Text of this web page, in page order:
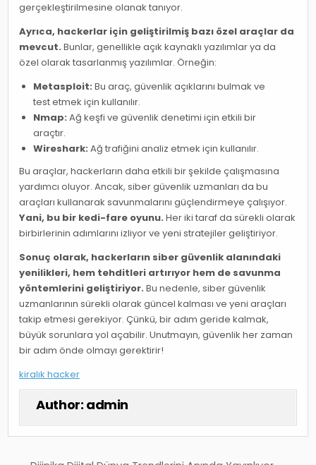
gerçekleştirilmesine olanak tanıyor.
Ayrıca, hackerlar için geliştirilmiş bazı özel araçlar da
mevcut. Bunlar, genellikle açık kaynaklı yazılımlar ya da
özel olarak tasarlanmış yazılımlar. Örneğin:
Metasploit: Bu araç, güvenlik açıklarını bulmak ve
test etmek için kullanılır.
Nmap: Ağ keşfi ve güvenlik denetimi için etkili bir
araçtır.
Wireshark: Ağ trafiğini analiz etmek için kullanılır.
Bu araçlar, hackerların daha etkili bir şekilde çalışmasına
yardımcı oluyor. Ancak, siber güvenlik uzmanları da bu
araçları kullanarak savunmalarını güçlendirmeye çalışıyor.
Yani, bu bir kedi-fare oyunu. Her iki taraf da sürekli olarak
birbirlerinin adımlarını izliyor ve yeni stratejiler geliştiriyor.
Sonuç olarak, hackerların siber güvenlik alanındaki
yenilikleri, hem tehditleri artırıyor hem de savunma
yöntemlerini geliştiriyor. Bu nedenle, siber güvenlik
uzmanlarının sürekli olarak güncel kalması ve yeni araçları
takip etmesi gerekiyor. Çünkü, bir adım geride kalmak,
büyük sorunlara yol açabilir. Unutmayın, güvenlik her zaman
bir adım önde olmayı gerektirir!
kiralık hacker
Author: admin